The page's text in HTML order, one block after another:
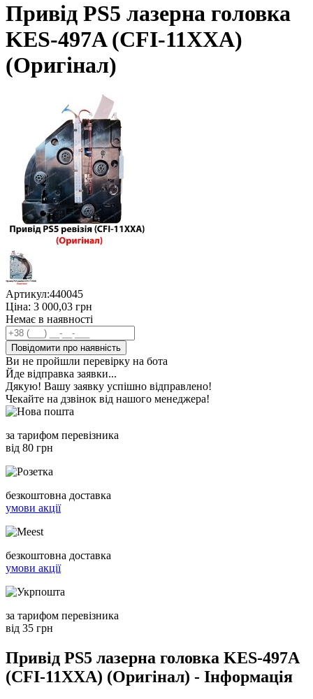
Привід PS5 лазерна головка
KES-497A (CFI-11XXA)
(Оригінал)
Артикул:440045
Ціна: 3 000,03 грн
Немає в наявності
Повідомити про наявність
Ви не пройшли перевірку на бота
Йде відправка заявки...
Дякую! Вашу заявку успішно відправлено!
Чекайте на дзвінок від нашого менеджера!
за тарифом перевізника
від 80 грн
безкоштовна доставка
умови акції
безкоштовна доставка
умови акції
за тарифом перевізника
від 35 грн
Привід PS5 лазерна головка KES-497A
(CFI-11XXA) (Оригінал) - Інформація